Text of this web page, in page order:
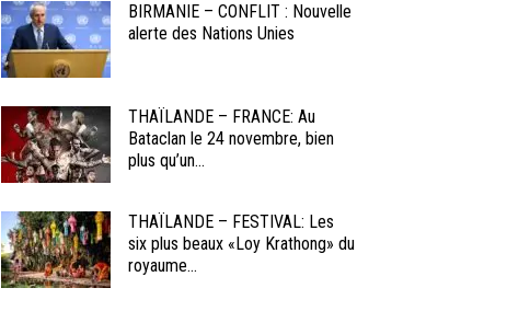
BIRMANIE – CONFLIT : Nouvelle
alerte des Nations Unies
THAÏLANDE – FRANCE: Au
Bataclan le 24 novembre, bien
plus qu’un...
THAÏLANDE – FESTIVAL: Les
six plus beaux «Loy Krathong» du
royaume...